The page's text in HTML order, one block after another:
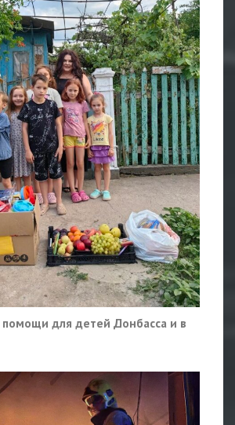
для детей Донбасса и в